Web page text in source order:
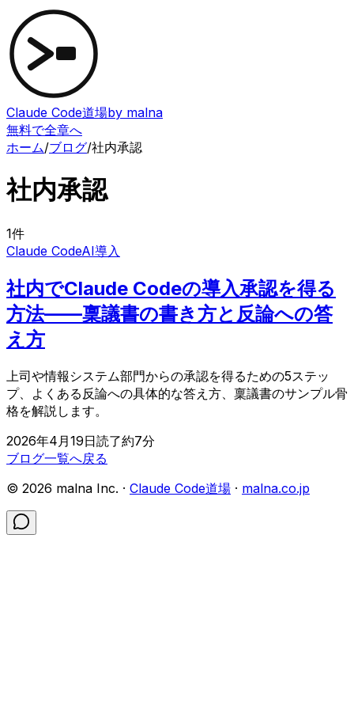
Claude Code道場by malna
無料で全章へ
ホーム/ブログ/社内承認
社内承認
1件
Claude CodeAI導入
社内でClaude Codeの導入承認を得る
方法——稟議書の書き方と反論への答
え方
上司や情報システム部門からの承認を得るための5ステッ
プ、よくある反論への具体的な答え方、稟議書のサンプル骨
格を解説します。
2026年4月19日読了約7分
ブログ一覧へ戻る
© 2026 malna Inc. · Claude Code道場 · malna.co.jp